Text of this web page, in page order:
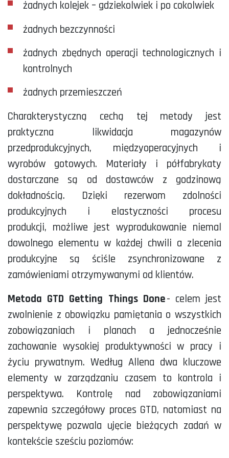
żadnych kolejek – gdziekolwiek i po cokolwiek
żadnych bezczynności
żadnych zbędnych operacji technologicznych i
kontrolnych
żadnych przemieszczeń
Charakterystyczną cechą tej metody jest
praktyczna likwidacja magazynów
przedprodukcyjnych, międzyoperacyjnych i
wyrobów gotowych. Materiały i półfabrykaty
dostarczane są od dostawców z godzinową
dokładnością. Dzięki rezerwom zdolności
produkcyjnych i elastyczności procesu
produkcji, możliwe jest wyprodukowanie niemal
dowolnego elementu w każdej chwili a zlecenia
produkcyjne są ściśle zsynchronizowane z
zamówieniami otrzymywanymi od klientów.
Metoda GTD Getting Things Done- celem jest
zwolnienie z obowiązku pamiętania o wszystkich
zobowiązaniach i planach a jednocześnie
zachowanie wysokiej produktywności w pracy i
życiu prywatnym. Według Allena dwa kluczowe
elementy w zarządzaniu czasem to kontrola i
perspektywa. Kontrolę nad zobowiązaniami
zapewnia szczegółowy proces GTD, natomiast na
perspektywę pozwala ujęcie bieżących zadań w
kontekście sześciu poziomów: